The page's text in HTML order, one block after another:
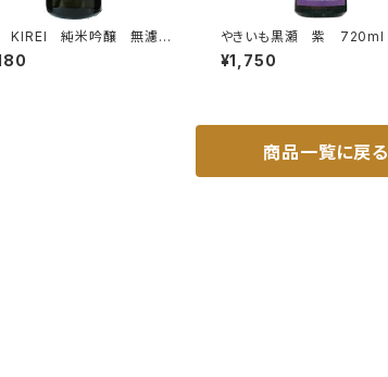
KIREI 純米吟醸 無濾過
直汲み 1.8L
やきいも黒瀬 紫 720ml
¥1,750
商品一覧に戻る